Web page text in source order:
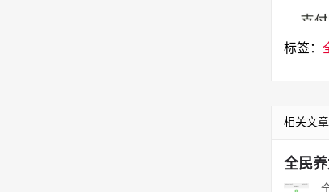
标签：
相关文章
全民